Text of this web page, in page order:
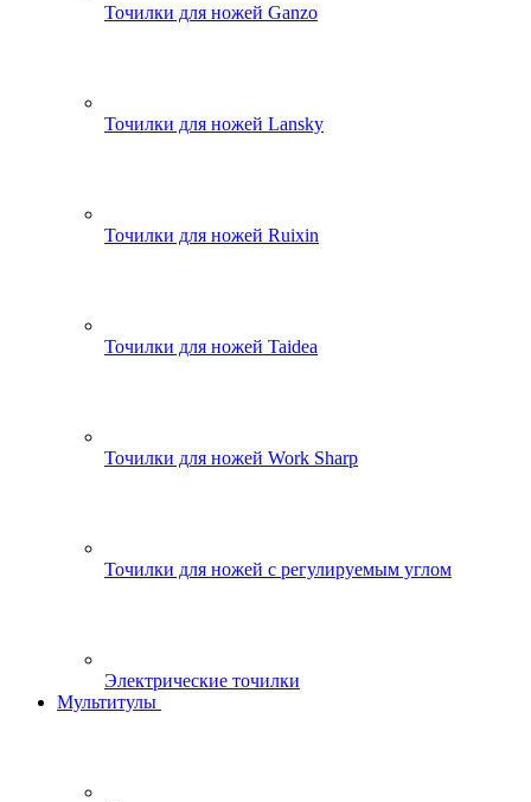
Точилки для ножей Ganzo
Точилки для ножей Lansky
Точилки для ножей Ruixin
Точилки для ножей Taidea
Точилки для ножей Work Sharp
Точилки для ножей с регулируемым углом
Электрические точилки
Мультитулы